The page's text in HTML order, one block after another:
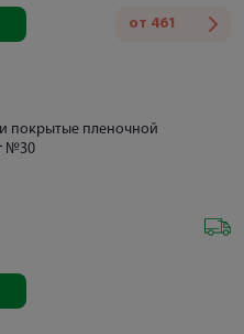
от 461
покрытые пленочной
№30